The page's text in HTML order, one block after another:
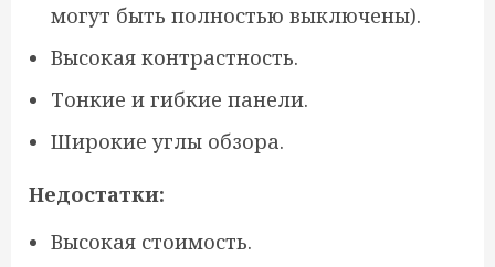
могут быть полностью выключены).
Высокая контрастность.
Тонкие и гибкие панели.
Широкие углы обзора.
Недостатки:
Высокая стоимость.